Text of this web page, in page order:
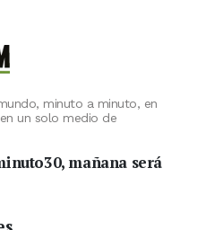
minuto a minuto, en
un solo medio de
mañana será